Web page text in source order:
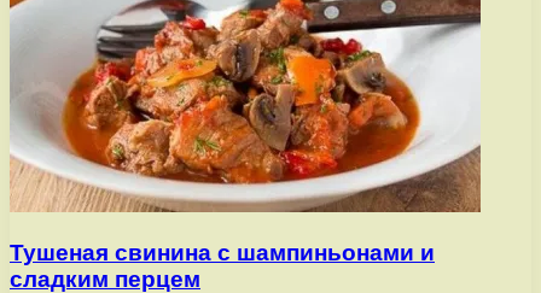
Тушеная свинина с шампиньонами и
сладким перцем